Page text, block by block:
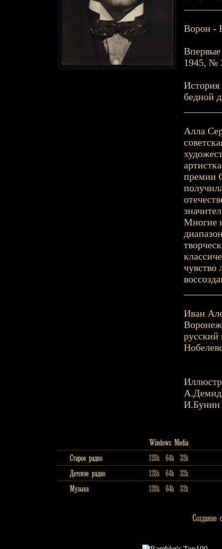
Ворон -
Впервые
1945, №
История
бедной
Алла
премии
Многие
чувство
Иван
русский
И.Бунин